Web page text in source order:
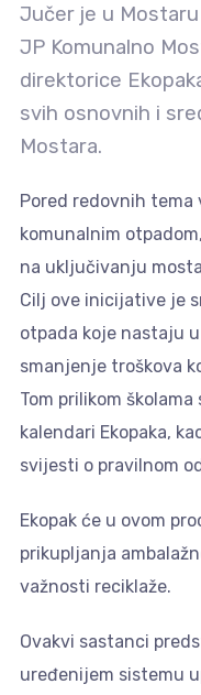
Jučer je u
JP Komunalno
direktorice
svih osnovnih i
Mostara.
Pored redovnih
komunalnim
na uključivanju
Cilj ove inicijative je
otpada koje nastaju
smanjenje troškova
Tom prilikom
kalendari Ekopaka,
svijesti o pravilnom
Ekopak će u ovom
prikupljanja
važnosti reciklaže.
Ovakvi sastanci
uređenijem sistemu